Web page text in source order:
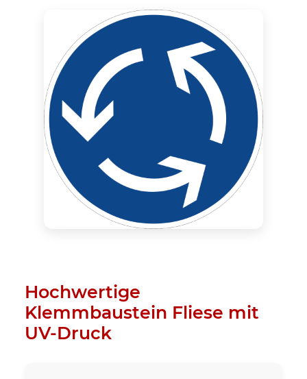
Hochwertige
Klemmbaustein Fliese mit
UV-Druck